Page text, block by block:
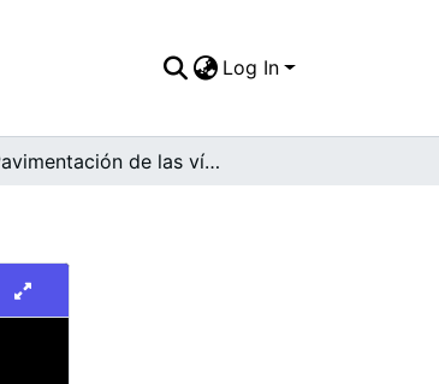
Log In
Pavimentación de las vías de la ciudad